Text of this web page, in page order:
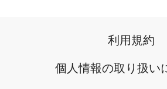
ヘルプ
マーケット
利用規約
個人情報の取り扱い